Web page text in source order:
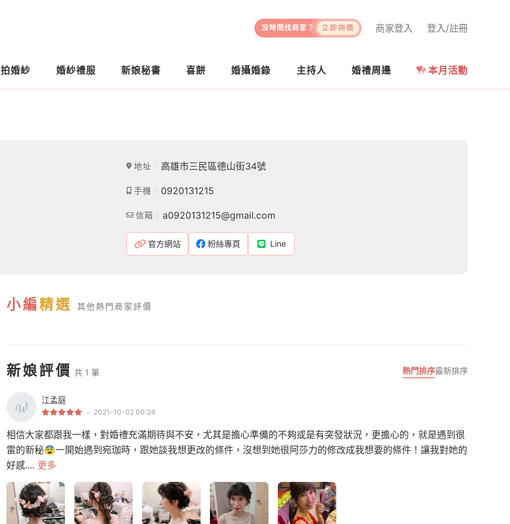
登入/註冊
商家登入
沒時間找商家？ 立即詢價
拍婚紗 婚紗禮服 新娘秘書 喜餅 婚攝婚錄 主持人 婚禮周邊 本月活動
地址 高雄市三民區德山街34號
手機 0920131215
信箱 a0920131215@gmail.com
官方網站 粉絲專頁 Line
小編精選 其他熱門商家評價
新娘評價 共 1 筆 熱門排序最新排序
江孟庭
2021-10-02 00:24
相信大家都跟我一樣，對婚禮充滿期待與不安，尤其是擔心準備的不夠或是有突發狀況，更擔心的，就是遇到很
雷的新秘😨一開始遇到宛珈時，跟她談我想更改的條件，沒想到她很阿莎力的修改成我想要的條件！讓我對她的
好感.... 更多